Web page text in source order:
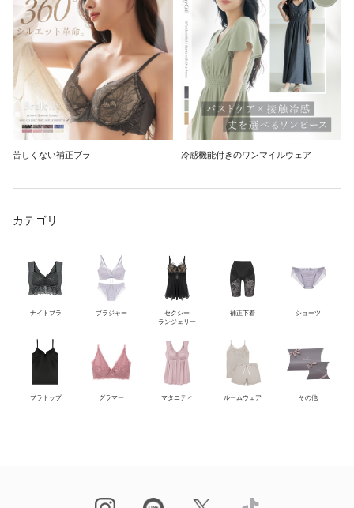
苦しくない補正ブラ 冷感機能付きのワンマイルウェア
カテゴリ
ナイトブラ ブラジャー
セクシー
ランジェリー
補正下着 ショーツ
ブラトップ グラマー マタニティ ルームウェア その他